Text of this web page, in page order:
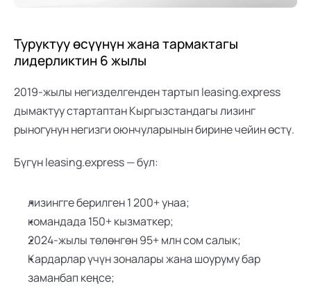
Туруктуу өсүүнүн жана тармактагы
лидерликтин 6 жылы
2019-жылы негизделгенден тартып leasing.express
дымактуу стартаптан Кыргызстандагы лизинг
рыногунун негизги оюнчуларынын бирине чейин өстү.
Бүгүн leasing.express— бул:
лизингге берилген 1 200+ унаа;
командада 150+ кызматкер;
2024-жылы төлөнгөн 95+ млн сом салык;
Кардарлар үчүн зоналары жана шоуруму бар
заманбап кеңсе;